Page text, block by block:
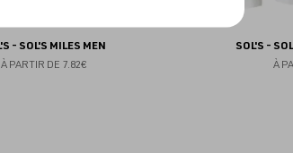
- SOL'S MILES MEN
À PARTIR DE 7.82€
SOL'S -
À